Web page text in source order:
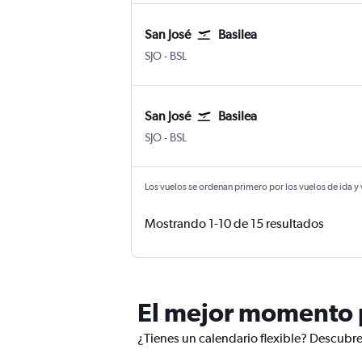
San José Basilea
SJOSan José Internacional Juan Santamaría
- BSL
San José Basilea
SJOSan José Internacional Juan Santamaría
- BSL
Los vuelos se ordenan primero por los vuelos de ida
Mostrando 1-10 de 15 resultados
El mejor momento
¿Tienes un calendario flexible?